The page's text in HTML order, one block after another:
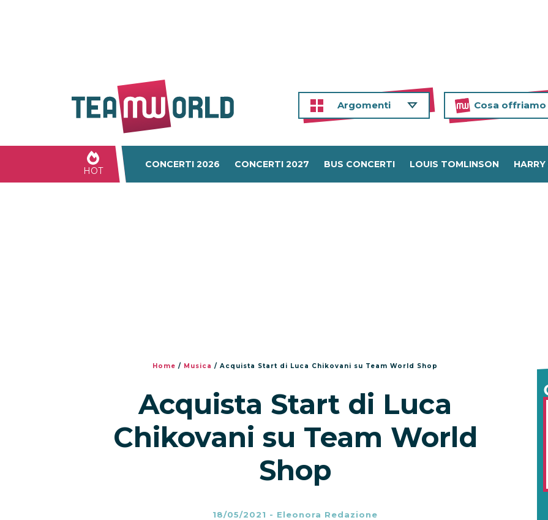
Argomenti Cosa offriamo
HOT
CONCERTI 2026 CONCERTI 2027 BUS CONCERTI LOUIS TOMLINSON
Home / Musica / Acquista Start di Luca Chikovani su Team World Shop
Acquista Start di Luca
Chikovani su Team World
Shop
18/05/2021 - Eleonora Redazione